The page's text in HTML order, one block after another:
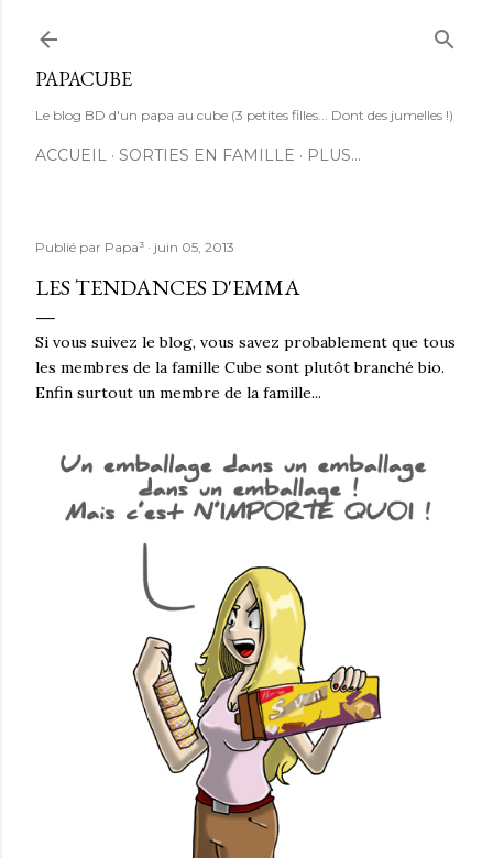
PAPACUBE
Le blog BD d'un papa au cube (3 petites filles... Dont des jumelles !)
ACCUEIL SORTIES EN FAMILLE PLUS…
Publié par Papa³ juin 05, 2013
LES TENDANCES D'EMMA
Si vous suivez le blog, vous savez probablement que tous
les membres de la famille Cube sont plutôt branché bio.
Enfin surtout un membre de la famille...